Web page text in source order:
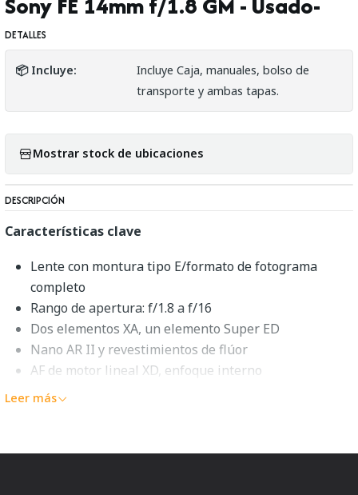
DETALLES
📦 Incluye:
Incluye Caja, manuales, bolso de
transporte y ambas tapas.
Mostrar stock de ubicaciones
DESCRIPCIÓN
Características clave
Lente con montura tipo E/formato de fotograma
completo
Rango de apertura: f/1.8 a f/16
Dos elementos XA, un elemento Super ED
Nano AR II y revestimientos de flúor
AF de motor lineal XD, enfoque interno
anillo de apertura física; Interruptor de eliminación
Diafragma redondeado de 9 aspas
Leer más